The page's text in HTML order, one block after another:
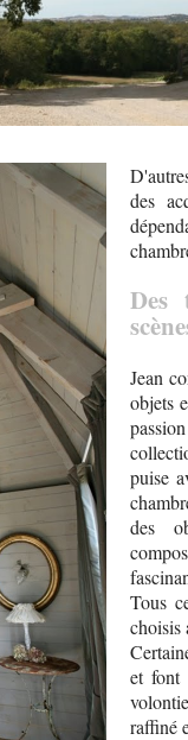
des
Des
Jean
objets
puise
des
Tous
choisis
et font
raffiné